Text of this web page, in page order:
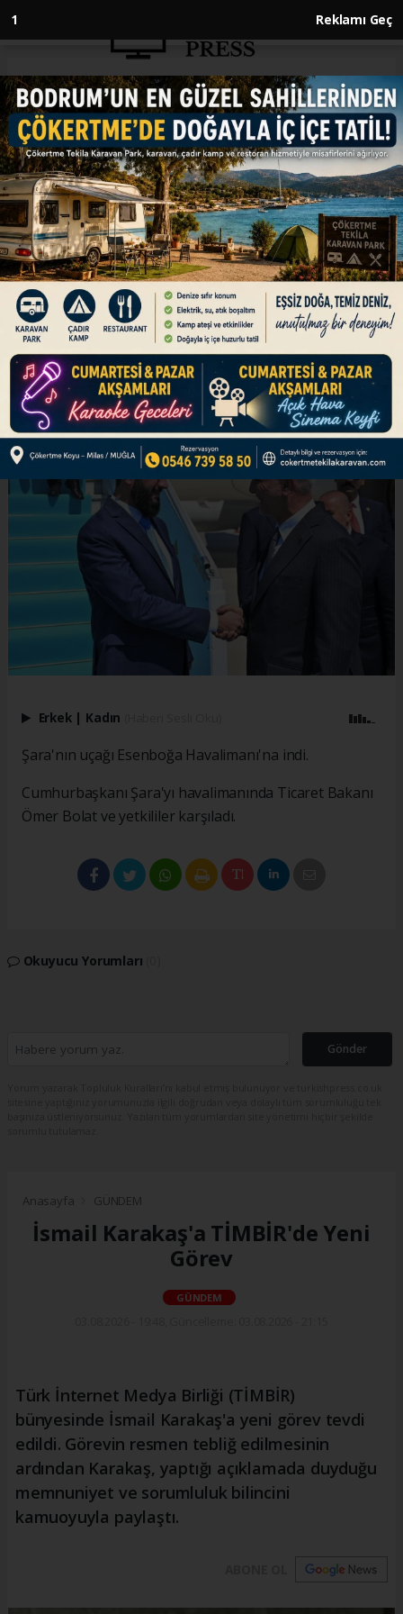
1 Reklamı Geç
Anasayfa GÜNDEM
Suriye Cumhurbaşkanı Ahmed
Şara Ankara'ya geldi
GÜNDEM
08.07.2026 - 12:01, Güncelleme: 08.07.2026 - 12:01
Suriye Cumhurbaşkanı Ahmed Şara, 36.⁠ NATO
Devlet ve Hükümet Başkanları Zirvesi'ne
katılmak üzere Ankara'ya ulaştı.
ABONE OL
Erkek | Kadın
Şara'nın uçağı Esenboğa Havalimanı'na indi.
Cumhurbaşkanı Şara'yı havalimanında Ticaret Bakanı
Ömer Bolat ve yetkililer karşıladı.
Okuyucu Yorumları
Gönder
Anasayfa GÜNDEM
İsmail Karakaş'a TİMBİR'de Yeni
Görev
GÜNDEM
Türk İnternet Medya Birliği (TİMBİR)
bünyesinde İsmail Karakaş'a yeni görev tevdi
edildi. Görevin resmen tebliğ edilmesinin
ardından Karakaş, yaptığı açıklamada duyduğu
memnuniyet ve sorumluluk bilincini
kamuoyuyla paylaştı.